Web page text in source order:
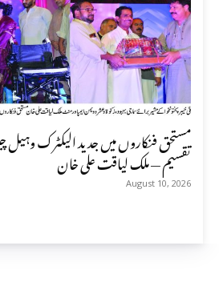
مستحق فنکاروں میں جدید الیکٹرک وہیل
تقسیم — ملک لیاقت علی خان
August 10, 2026